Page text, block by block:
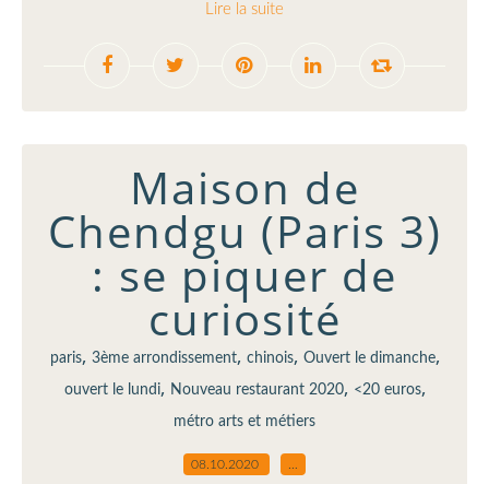
Lire la suite
Maison de
Chendgu (Paris 3)
: se piquer de
curiosité
paris, 3ème arrondissement, chinois, Ouvert le dimanche,
ouvert le lundi, Nouveau restaurant 2020, <20 euros,
métro arts et métiers
08.10.2020